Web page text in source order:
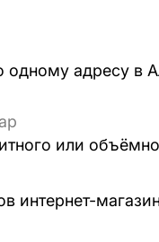
одному адресу
или
интернет-